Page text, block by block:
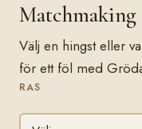
Matchmaking
Välj en hingst eller
för ett föl med
RAS